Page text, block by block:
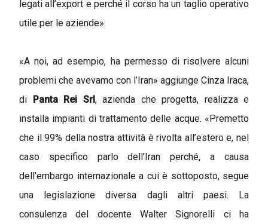
legati all’export e perché il corso ha un taglio operativo
utile per le aziende».
«A noi, ad esempio, ha permesso di risolvere alcuni
problemi che avevamo con l’Iran» aggiunge Cinza Iraca,
di
Panta Rei Srl, azienda che progetta, realizza e
installa impianti di trattamento delle acque. «Premetto
che il 99% della nostra attività è rivolta all’estero e, nel
caso specifico parlo dell’Iran perché, a causa
dell’embargo internazionale a cui è sottoposto, segue
una legislazione diversa dagli altri paesi. La
consulenza del docente Walter Signorelli ci ha